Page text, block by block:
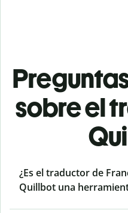
sobre el
¿Es el traductor de
Quillbot una